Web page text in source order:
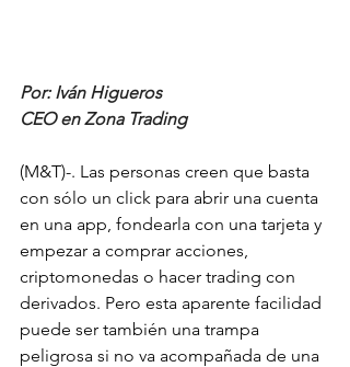
Por: Iván Higueros
CEO en Zona Trading
(M&T)-. Las personas creen que basta
con sólo un click para abrir una cuenta
en una app, fondearla con una tarjeta y
empezar a comprar acciones,
criptomonedas o hacer trading con
derivados. Pero esta aparente facilidad
puede ser también una trampa
peligrosa si no va acompañada de una